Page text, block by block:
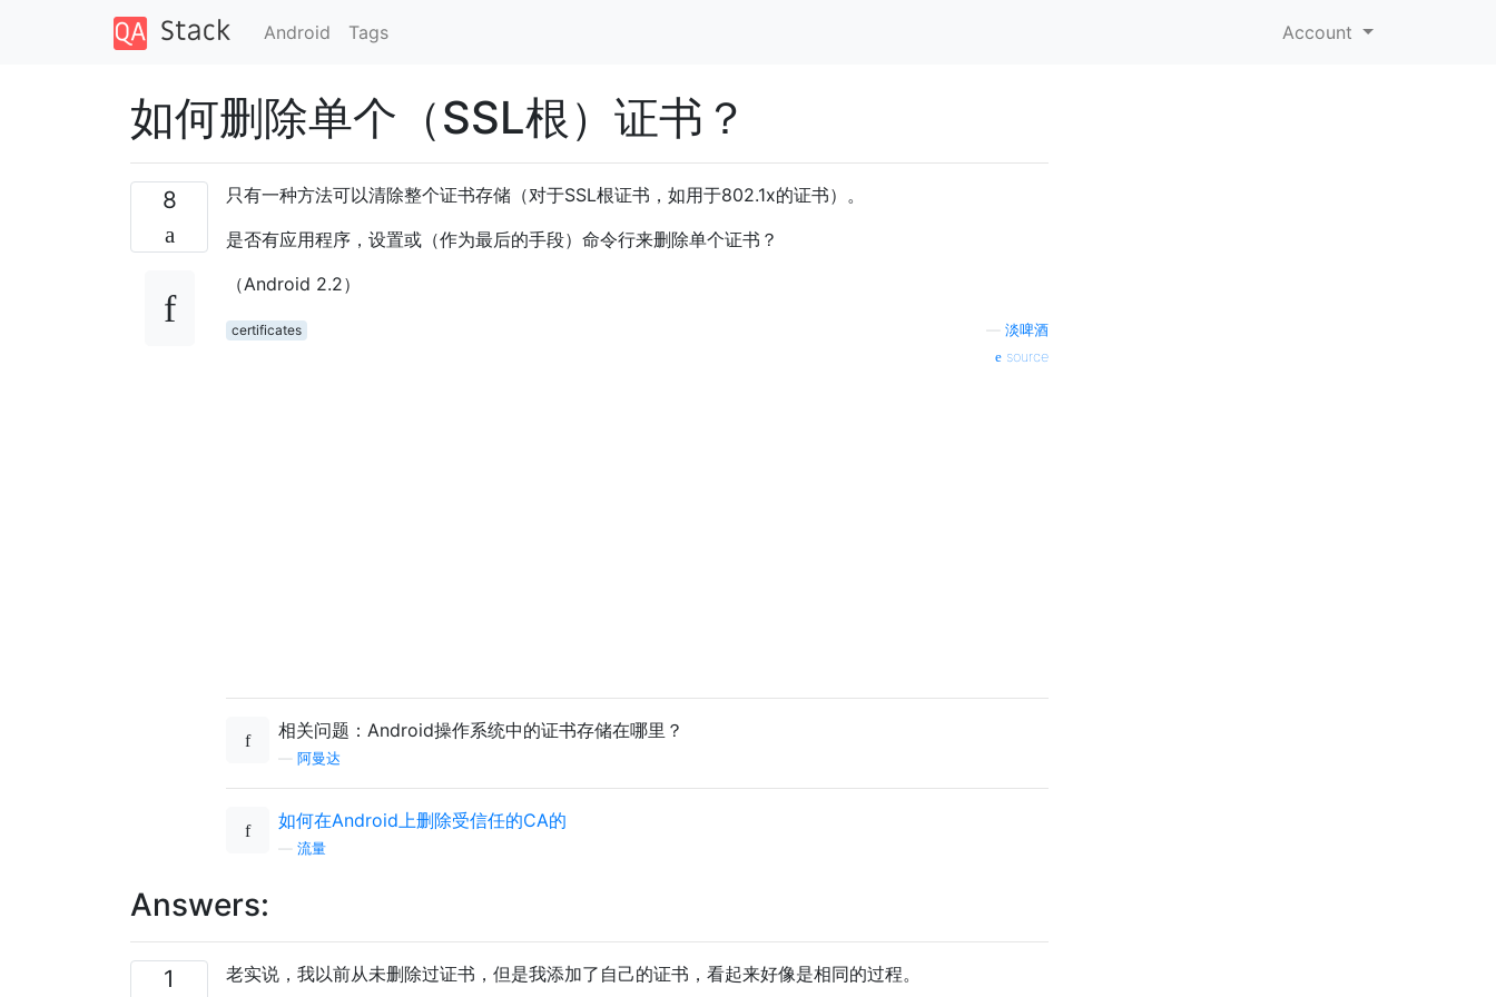
Android Tags Account
如何删除单个（SSL根）证书？
8
只有一种方法可以清除整个证书存储（对于SSL根证书，如用于802.1x的证书）。
是否有应用程序，设置或（作为最后的手段）命令行来删除单个证书？
（Android 2.2）
certificates
淡啤酒
source
相关问题：Android操作系统中的证书存储在哪里？
阿曼达
如何在Android上删除受信任的CA的
流量
Answers:
1
老实说，我以前从未删除过证书，但是我添加了自己的证书，看起来好像是相同的过程。